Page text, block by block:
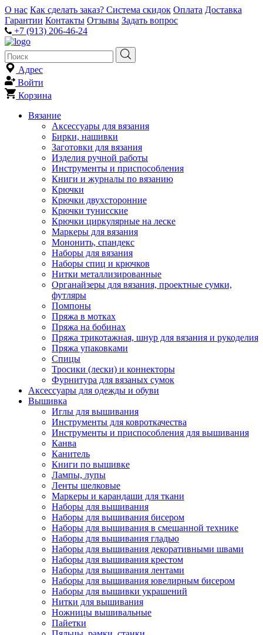
О нас Как сделать заказ? Система скидок Оплата Доставка
Гарантии Контакты Отзывы Задать вопрос
+7 (913) 206-46-24
Адрес
Войти
Корзина
Вязание
Аксессуары для вязания
Бирки, нашивки
Заготовки для вязания
Изделия ручной работы
Инструменты и приспособления
Книги и журналы по вязанию
Крючки
Крючки двухсторонние
Крючки тунисские
Крючки циркулярные на леске
Маркеры для вязания
Мононить, спандекс
Наборы для вязания
Наборы спиц и крючков
Нитки металлизированные
Органайзеры для вязания, проектные сумки,
футляры
Помпоны
Пряжа в мотках
Пряжа на бобинах
Пряжа трикотажная, шнур для вязания и рукоделия
Пряжа упаковками
Спицы
Тросики (лески) и коннекторы
Фурнитура для вязаных сумок
Аксессуары для одежды и обуви
Вышивка
Иглы для вышивания
Инструменты для ковроткачества
Инструменты и приспособления для вышивания
Канва
Канитель
Книги по вышивке
Лампы, лупы
Ленты шелковые
Маркеры и карандаши для ткани
Наборы для вышивания
Наборы для вышивания бисером
Наборы для вышивания в смешанной технике
Наборы для вышивания гладью
Наборы для вышивания декоративными швами
Наборы для вышивания крестом
Наборы для вышивания лентами
Наборы для вышивания ювелирным бисером
Наборы для вышивки украшений
Нитки для вышивания
Ножницы вышивальные
Пайетки